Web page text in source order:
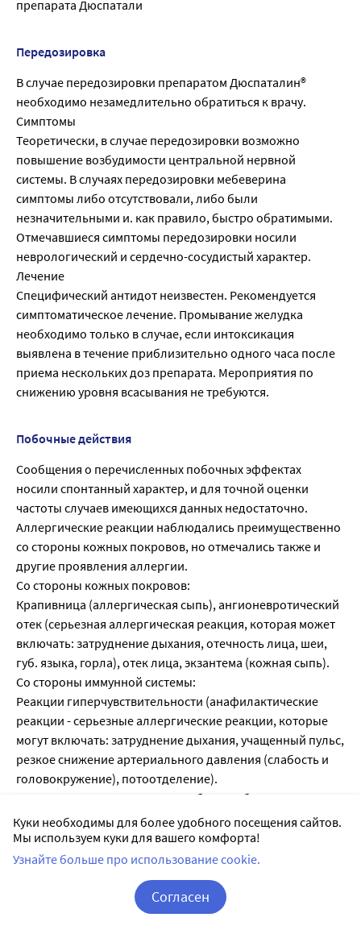
препарата Дюспатали
Передозировка
В случае передозировки препаратом Дюспаталин®
необходимо незамедлительно обратиться к врачу.
Симптомы
Теоретически, в случае передозировки возможно
повышение возбудимости центральной нервной
системы. В случаях передозировки мебеверина
симптомы либо отсутствовали, либо были
незначительными и. как правило, быстро обратимыми.
Отмечавшиеся симптомы передозировки носили
неврологический и сердечно-сосудистый характер.
Лечение
Специфический антидот неизвестен. Рекомендуется
симптоматическое лечение. Промывание желудка
необходимо только в случае, если интоксикация
выявлена в течение приблизительно одного часа после
приема нескольких доз препарата. Мероприятия по
снижению уровня всасывания не требуются.
Побочные действия
Сообщения о перечисленных побочных эффектах
носили спонтанный характер, и для точной оценки
частоты случаев имеющихся данных недостаточно.
Аллергические реакции наблюдались преимущественно
со стороны кожных покровов, но отмечались также и
другие проявления аллергии.
Со стороны кожных покровов:
Крапивница (аллергическая сыпь), ангионевротический
отек (серьезная аллергическая реакция, которая может
включать: затруднение дыхания, отечность лица, шеи,
губ. языка, горла), отек лица, экзантема (кожная сыпь).
Со стороны иммунной системы:
Реакции гиперчувствительности (анафилактические
реакции - серьезные аллергические реакции, которые
могут включать: затруднение дыхания, учащенный пульс,
резкое снижение артериального давления (слабость и
головокружение), потоотделение).
Если у вас отмечаются какие-либо из побочных
эффектов, в том числе не указанные в данной
инструкции, прекратите прием препарата Дюспаталин® и
незамедлительно обратитесь к врачу.
Куки необходимы для более удобного посещения сайтов.
Мы используем куки для вашего комфорта!
Узнайте больше про использование cookie.
Согласен